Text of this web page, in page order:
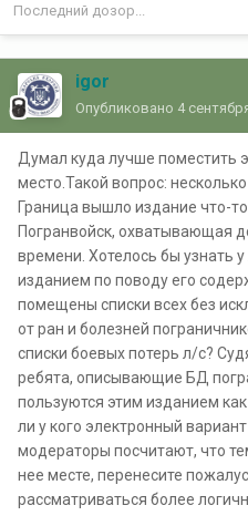
Последний дозор...
igor
Опубликовано 4
Думал куда лучше поместить
место.Такой вопрос:
Граница вышло издание что-
Погранвойск, охватывающая
времени. Хотелось бы узнать
изданием по поводу его
помещены списки всех без
от ран и болезней
списки боевых потерь л/с?
ребята, описывающие БД
пользуются этим изданием
ли у кого электронный
модераторы посчитают, что
нее месте, перенесите
рассматриваться более